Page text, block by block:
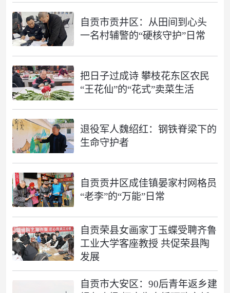
自贡市贡井区：从田间到心头
一名村辅警的“硬核守护”日常
把日子过成诗 攀枝花东区农民
“王花仙”的“花式”卖菜生活
退役军人魏绍红：钢铁脊梁下的
生命守护者
自贡贡井区成佳镇晏家村网格员
“老李”的“万能”日常
自贡荣县女画家丁玉蝶受聘齐鲁
工业大学客座教授 共促荣县陶
发展
自贡市大安区：90后青年返乡建